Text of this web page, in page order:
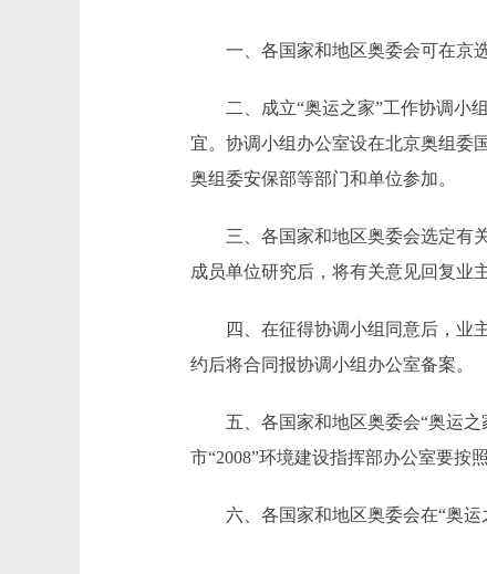
一、各国家和地区奥委会可在京选
二、成立“奥运之家”工作协调小组(
宜。协调小组办公室设在北京奥组委
奥组委安保部等部门和单位参加。
三、各国家和地区奥委会选定有关
成员单位研究后，将有关意见回复业
四、在征得协调小组同意后，业主
约后将合同报协调小组办公室备案。
五、各国家和地区奥委会“奥运之
市“2008”环境建设指挥部办公室要按
六、各国家和地区奥委会在“奥运